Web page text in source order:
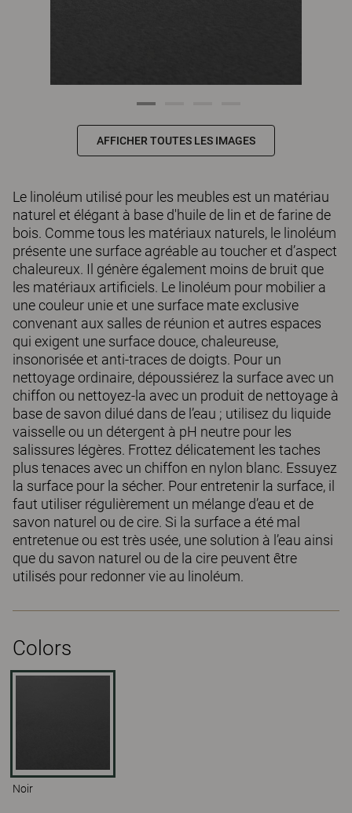
AFFICHER TOUTES LES IMAGES
Le linoléum utilisé pour les meubles est un matériau
naturel et élégant à base d'huile de lin et de farine de
bois. Comme tous les matériaux naturels, le linoléum
présente une surface agréable au toucher et d’aspect
chaleureux. Il génère également moins de bruit que
les matériaux artificiels. Le linoléum pour mobilier a
une couleur unie et une surface mate exclusive
convenant aux salles de réunion et autres espaces
qui exigent une surface douce, chaleureuse,
insonorisée et anti-traces de doigts. Pour un
nettoyage ordinaire, dépoussiérez la surface avec un
chiffon ou nettoyez-la avec un produit de nettoyage à
base de savon dilué dans de l’eau ; utilisez du liquide
vaisselle ou un détergent à pH neutre pour les
salissures légères. Frottez délicatement les taches
plus tenaces avec un chiffon en nylon blanc. Essuyez
la surface pour la sécher. Pour entretenir la surface, il
faut utiliser régulièrement un mélange d’eau et de
savon naturel ou de cire. Si la surface a été mal
entretenue ou est très usée, une solution à l’eau ainsi
que du savon naturel ou de la cire peuvent être
utilisés pour redonner vie au linoléum.
Colors
Noir